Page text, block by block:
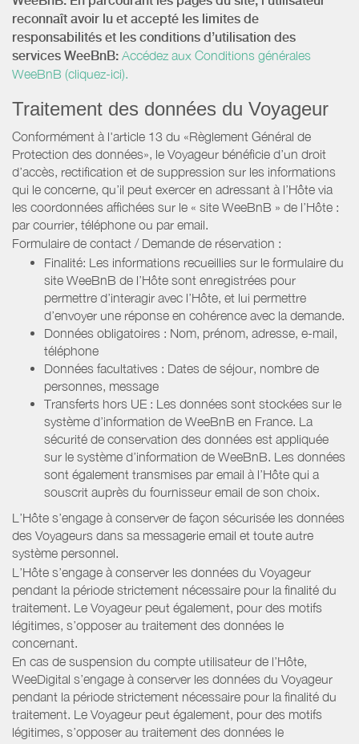
reconnaît avoir lu et accepté les limites de
responsabilités et les conditions d’utilisation des
services WeeBnB: Accédez aux Conditions générales
WeeBnB (cliquez-ici).
Traitement des données du Voyageur
Conformément à l'article 13 du «Règlement Général de
Protection des données», le Voyageur bénéficie d’un droit
d’accès, rectification et de suppression sur les informations
qui le concerne, qu’il peut exercer en adressant à l’Hôte via
les coordonnées affichées sur le « site WeeBnB » de l’Hôte :
par courrier, téléphone ou par email.
Formulaire de contact / Demande de réservation :
Finalité: Les informations recueillies sur le formulaire du
site WeeBnB de l’Hôte sont enregistrées pour
permettre d’interagir avec l’Hôte, et lui permettre
d’envoyer une réponse en cohérence avec la demande.
Données obligatoires : Nom, prénom, adresse, e-mail,
téléphone
Données facultatives : Dates de séjour, nombre de
personnes, message
Transferts hors UE : Les données sont stockées sur le
système d’information de WeeBnB en France. La
sécurité de conservation des données est appliquée
sur le système d’information de WeeBnB. Les données
sont également transmises par email à l’Hôte qui a
souscrit auprès du fournisseur email de son choix.
L’Hôte s’engage à conserver de façon sécurisée les données
des Voyageurs dans sa messagerie email et toute autre
système personnel.
L’Hôte s’engage à conserver les données du Voyageur
pendant la période strictement nécessaire pour la finalité du
traitement. Le Voyageur peut également, pour des motifs
légitimes, s’opposer au traitement des données le
concernant.
En cas de suspension du compte utilisateur de l’Hôte,
WeeDigital s’engage à conserver les données du Voyageur
pendant la période strictement nécessaire pour la finalité du
traitement. Le Voyageur peut également, pour des motifs
légitimes, s’opposer au traitement des données le